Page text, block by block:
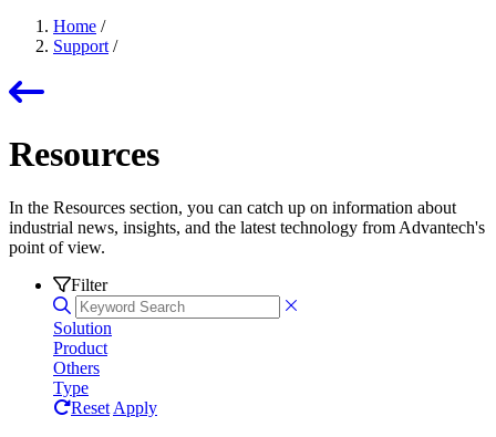
Home /
Support /
Resources
In the Resources section, you can catch up on information about
industrial news, insights, and the latest technology from Advantech's
point of view.
Filter
Solution
Product
Others
Type
Reset Apply